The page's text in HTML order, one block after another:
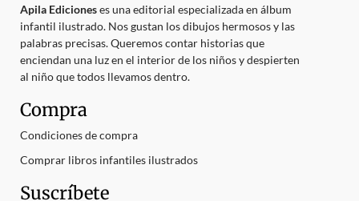
Apila Edicioneses una editorial especializada en álbum
infantil ilustrado. Nos gustan los dibujos hermosos y las
palabras precisas. Queremos contar historias que
enciendan una luz en el interior de los niños y despierten
al niño que todos llevamos dentro.
Compra
Condiciones de compra
Comprar libros infantiles ilustrados
Suscríbete